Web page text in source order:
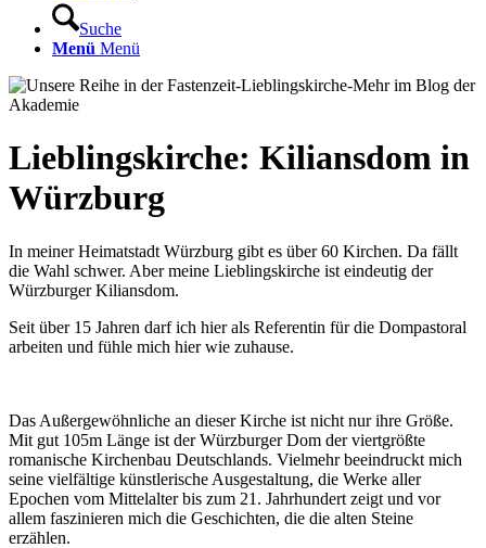
Suche
Menü Menü
Lieblingskirche: Kiliansdom in
Würzburg
In meiner Heimatstadt Würzburg gibt es über 60 Kirchen. Da fällt
die Wahl schwer. Aber meine Lieblingskirche ist eindeutig der
Würzburger Kiliansdom.
Seit über 15 Jahren darf ich hier als Referentin für die Dompastoral
arbeiten und fühle mich hier wie zuhause.
Das Außergewöhnliche an dieser Kirche ist nicht nur ihre Größe.
Mit gut 105m Länge ist der Würzburger Dom der viertgrößte
romanische Kirchenbau Deutschlands. Vielmehr beeindruckt mich
seine vielfältige künstlerische Ausgestaltung, die Werke aller
Epochen vom Mittelalter bis zum 21. Jahrhundert zeigt und vor
allem faszinieren mich die Geschichten, die die alten Steine
erzählen.